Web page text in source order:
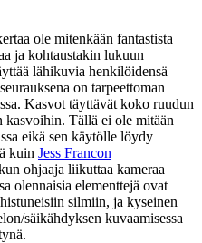
ole mitenkään fantastista
ja kohtaustakin lukuun
lähikuvia henkilöidensä
on tarpeettoman
Kasvot täyttävät koko ruudun
Tällä ei ole mitään
eikä sen käytölle löydy
kuin Jess Francon
ohjaaja liikuttaa kameraa
olennaisia elementtejä ovat
silmiin, ja kyseinen
säikähdyksen kuvaamisessa